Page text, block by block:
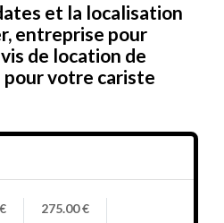
et la localisation
entreprise pour
de location de
pour votre cariste
275.00 €